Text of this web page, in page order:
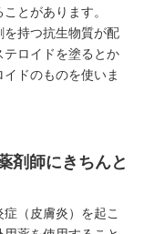
とがあります。
持つ抗生物質が配
ロイドを塗るとか
ドのものを使いま
剤師にきちんと
（皮膚炎）を起こ